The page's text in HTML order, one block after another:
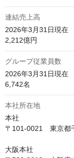
連結売上高
2026年3月31日現在
2,212億円
グループ従業員数
2026年3月31日現在
6,742名
本社所在地
本社
〒101-0021　東京都
大阪本社